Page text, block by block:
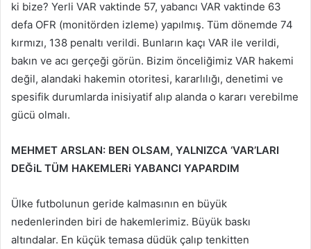
ki bize? Yerli VAR vaktinde 57, yabancı VAR vaktinde 63
defa OFR (monitörden izleme) yapılmış. Tüm dönemde 74
kırmızı, 138 penaltı verildi. Bunların kaçı VAR ile verildi,
bakın ve acı gerçeği görün. Bizim önceliğimiz VAR hakemi
değil, alandaki hakemin otoritesi, kararlılığı, denetimi ve
spesifik durumlarda inisiyatif alıp alanda o kararı verebilme
gücü olmalı.
MEHMET ARSLAN: BEN OLSAM, YALNIZCA ‘VAR’LARI
DEĞiL TÜM HAKEMLERi YABANCI YAPARDIM
Ülke futbolunun geride kalmasının en büyük
nedenlerinden biri de hakemlerimiz. Büyük baskı
altındalar. En küçük temasa düdük çalıp tenkitten